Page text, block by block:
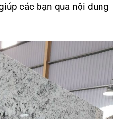
các bạn qua nội dung